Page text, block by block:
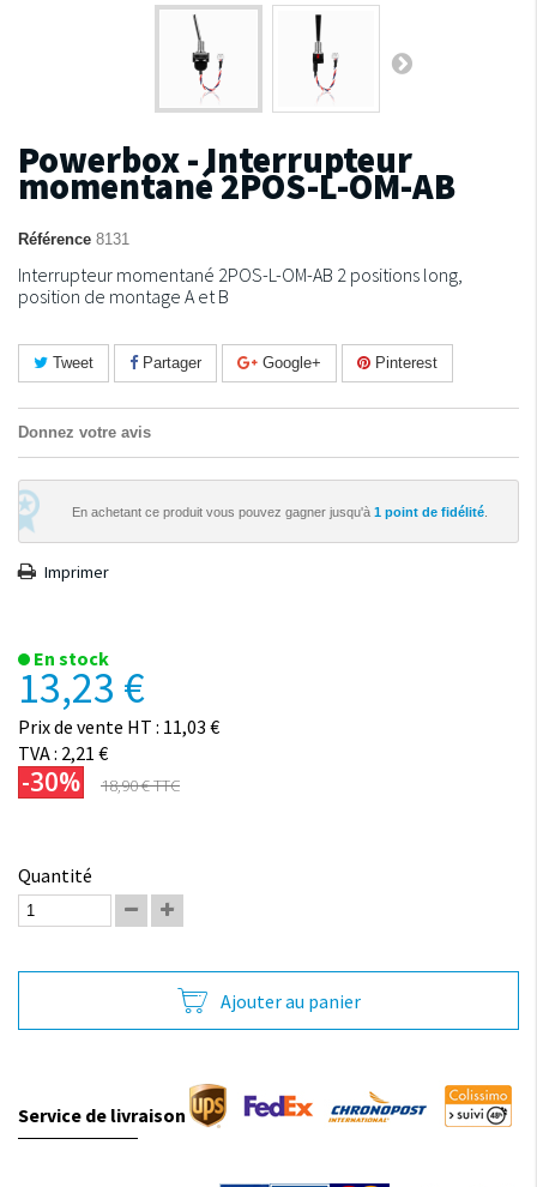
Powerbox - Interrupteur
momentané 2POS-L-OM-AB
Référence 8131
Interrupteur momentané 2POS-L-OM-AB 2 positions long,
position de montage A et B
Tweet Partager Google+ Pinterest
Donnez votre avis
En achetant ce produit vous pouvez gagner jusqu'à 1 point de fidélité
Imprimer
En stock
13,23 €
Prix de vente HT : 11,03 €
TVA : 2,21 €
-30% 18,90 €TTC
Quantité
Ajouter au panier
Service de livraison